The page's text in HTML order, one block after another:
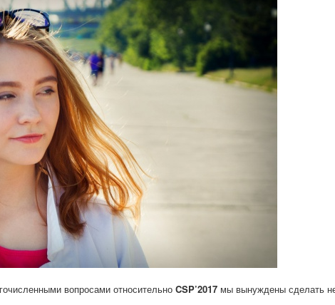
вопросами относительно CSP’2017 мы вынуждены сделать